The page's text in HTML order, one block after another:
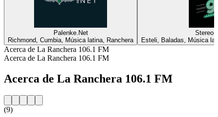
Palenke.Net
Richmond, Cumbia, Música latina, Ranchera
Stereo
Esteli, Baladas, Música
Acerca de La Ranchera 106.1 FM
Acerca de La Ranchera 106.1 FM
Acerca de La Ranchera 106.1 FM
(9)